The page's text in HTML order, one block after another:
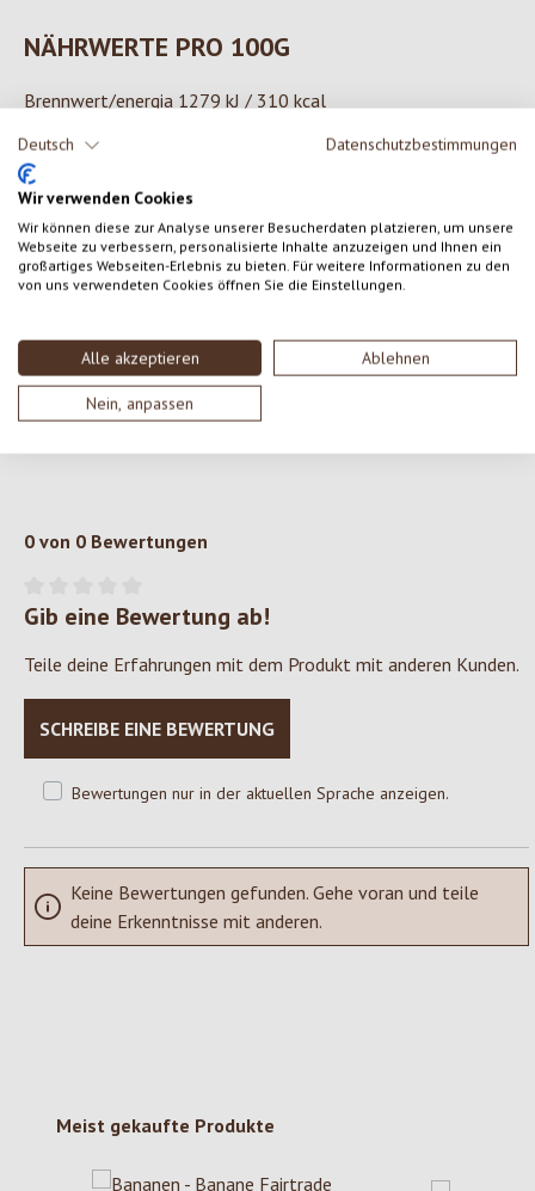
Deutsch Datenschutzbestimmungen
Wir verwenden Cookies
Wir können diese zur Analyse unserer Besucherdaten platzieren, um unsere
Webseite zu verbessern, personalisierte Inhalte anzuzeigen und Ihnen ein
großartiges Webseiten-Erlebnis zu bieten. Für weitere Informationen zu den
von uns verwendeten Cookies öffnen Sie die Einstellungen.
Alle akzeptieren Ablehnen
Nein, anpassen
NÄHRWERTE PRO 100G
Brennwert/energia 1279 kJ / 310 kcal
Davon gesättigte Fettsäuren/di cui saturati 21,0 g
Kohlenhydrate/carboidrati 3,3 g
Davon Zucker/di cui zuccheri 3,3 g
Eiweiß/proteine 2,3 g
Salz/sale 0,09 g
ZUTATEN
Schlagrahm* *aus kontrolliert biologischem Anbau.
0 von 0 Bewertungen
Durchschnittliche Bewertung von 0 von 5 Sternen
Gib eine Bewertung ab!
Teile deine Erfahrungen mit dem Produkt mit anderen Kunden.
SCHREIBE EINE BEWERTUNG
Bewertungen nur in der aktuellen Sprache anzeigen.
Keine Bewertungen gefunden. Gehe voran und teile
deine Erkenntnisse mit anderen.
Produktgalerie überspringen
Meist gekaufte Produkte